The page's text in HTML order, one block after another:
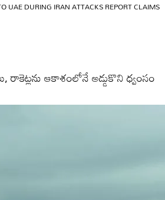
UAE DURING IRAN ATTACKS REPORT CLAIMS
రాకెట్లను ఆకాశంలోనే అడ్డుకొని ధ్వంసం